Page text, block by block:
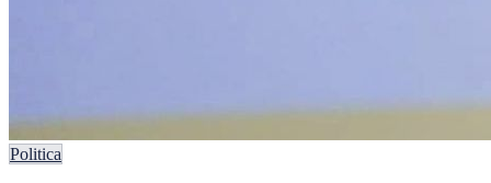
Politica